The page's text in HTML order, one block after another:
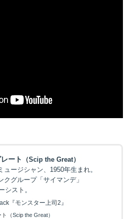
ート
（Scip the Great）
ュージシャン、1950年生まれ。
クグループ「サイマンデ」
シスト。
『モンスター上司2』
（Scip the Great）